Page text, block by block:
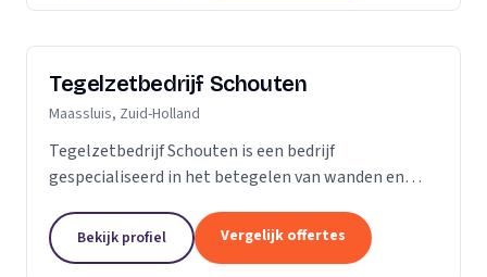
Tegelzetbedrijf Schouten
Maassluis, Zuid-Holland
Tegelzetbedrijf Schouten is een bedrijf
gespecialiseerd in het betegelen van wanden en
bedrijven als particulieren. Nieuwbouw- of
renovatieprojecten,...
Bekijk profiel Vergelijk offertes